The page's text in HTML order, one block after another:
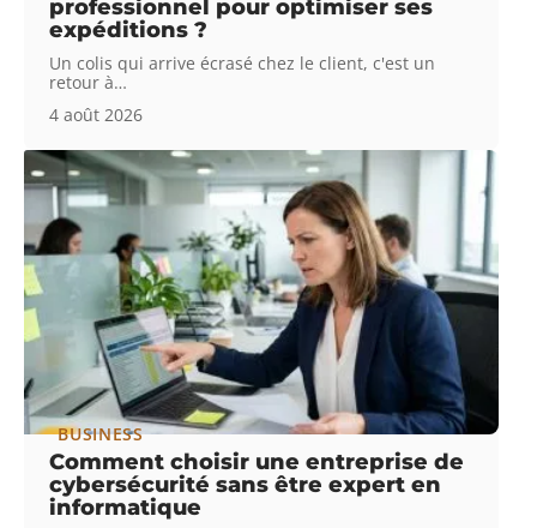
professionnel pour optimiser ses
expéditions ?
Un colis qui arrive écrasé chez le client, c'est un
retour à…
4 août 2026
BUSINESS
Comment choisir une entreprise de
cybersécurité sans être expert en
informatique